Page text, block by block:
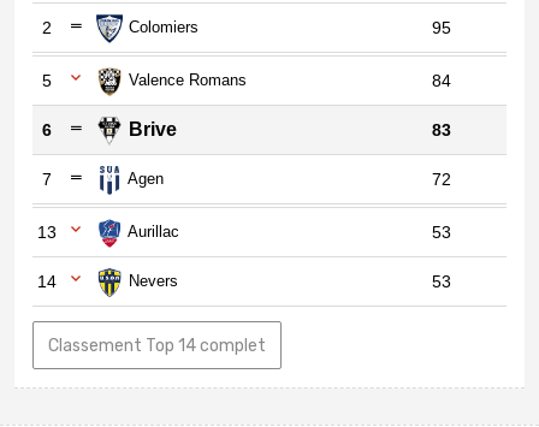
2 Colomiers 95
5 Valence Romans 84
6 Brive 83
7 Agen 72
13 Aurillac 53
14 Nevers 53
Classement Top 14 complet